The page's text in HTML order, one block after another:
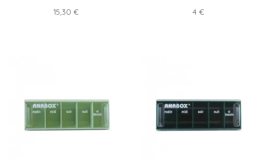
Prix
15,30 € Prix
4 €